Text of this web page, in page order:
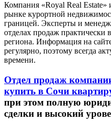
Компания «Royal Real
рынке курортной
границей. Эксперты и
отделах продаж практически
региона. Информация на
регулярно, поэтому всегда
времени.
Отдел продаж
купить в Сочи
при этом полную
сделки и высокий